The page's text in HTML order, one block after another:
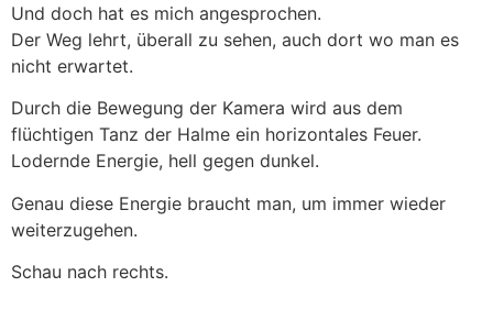
Und doch hat es mich angesprochen.
Der Weg lehrt, überall zu sehen, auch dort wo man es
nicht erwartet.
Durch die Bewegung der Kamera wird aus dem
flüchtigen Tanz der Halme ein horizontales Feuer.
Lodernde Energie, hell gegen dunkel.
Genau diese Energie braucht man, um immer wieder
weiterzugehen.
Schau nach rechts.